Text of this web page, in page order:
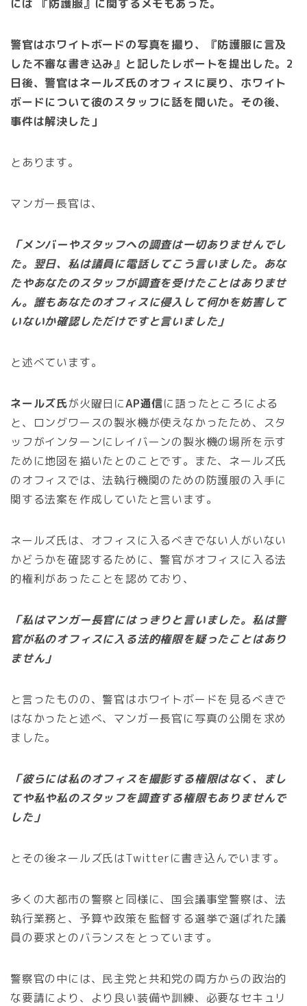
には 『防護服』に関するメモもあった。
警官はホワイトボードの写真を撮り、『防護服に言及
した不審な書き込み』と記したレポートを提出した。2
日後、警官はネールズ氏のオフィスに戻り、ホワイト
ボードについて彼のスタッフに話を聞いた。その後、
事件は解決した」
とあります。
マンガー長官は、
「メンバーやスタッフへの調査は一切ありませんでし
た。翌日、私は議員に電話してこう言いました。あな
たやあなたのスタッフが調査を受けたことはありませ
ん。誰もあなたのオフィスに侵入して何かを妨害して
いないか確認しただけですと言いました」
と述べています。
ネールズ氏が火曜日にAP通信に語ったところによる
と、ロングワースの製氷機が使えなかったため、スタ
ッフがインターンにレイバーンの製氷機の場所を示す
ために地図を描いたとのことです。また、ネールズ氏
のオフィスでは、法執行機関のための防護服の入手に
関する法案を作成していたと言います。
ネールズ氏は、オフィスに入るべきでない人がいない
かどうかを確認するために、警官がオフィスに入る法
的権利があったことを認めており、
「私はマンガー長官にはっきりと言いました。私は警
官が私のオフィスに入る法的権限を疑ったことはあり
ません」
と言ったものの、警官はホワイトボードを見るべきで
はなかったと述べ、マンガー長官に写真の公開を求め
ました。
「彼らには私のオフィスを撮影する権限はなく、まし
てや私や私のスタッフを調査する権限もありませんで
した」
とその後ネールズ氏はTwitterに書き込んでいます。
多くの大都市の警察と同様に、国会議事堂警察は、法
執行業務と、予算や政策を監督する選挙で選ばれた議
員の要求とのバランスをとっています。
警察官の中には、民主党と共和党の両方からの政治的
な要請により、より良い装備や訓練、必要なセキュリ